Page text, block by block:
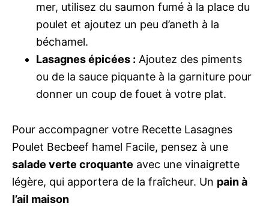
mer, utilisez du saumon fumé à la place du
poulet et ajoutez un peu d’aneth à la
béchamel.
Lasagnes épicées : Ajoutez des piments
ou de la sauce piquante à la garniture pour
donner un coup de fouet à votre plat.
Pour accompagner votre Recette Lasagnes
Poulet Becbeef hamel Facile, pensez à une
salade verte croquante avec une vinaigrette
légère, qui apportera de la fraîcheur. Un pain à
l’ail maison